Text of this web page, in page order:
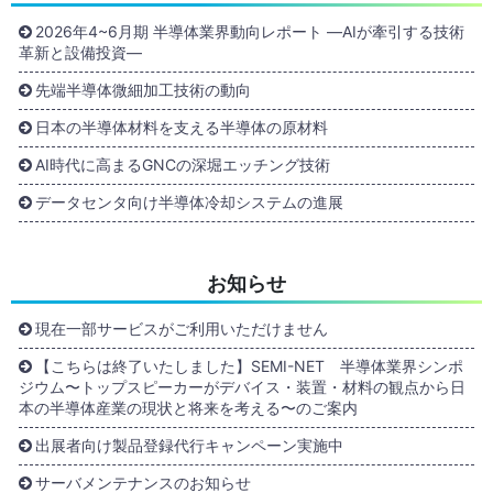
2026年4~6月期 半導体業界動向レポート ―AIが牽引する技術
革新と設備投資―
先端半導体微細加工技術の動向
日本の半導体材料を支える半導体の原材料
AI時代に高まるGNCの深堀エッチング技術
データセンタ向け半導体冷却システムの進展
お知らせ
現在一部サービスがご利用いただけません
【こちらは終了いたしました】SEMI-NET 半導体業界シンポ
ジウム〜トップスピーカーがデバイス・装置・材料の観点から日
本の半導体産業の現状と将来を考える〜のご案内
出展者向け製品登録代行キャンペーン実施中
サーバメンテナンスのお知らせ